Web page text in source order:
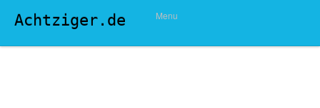
Achtziger.de Menu